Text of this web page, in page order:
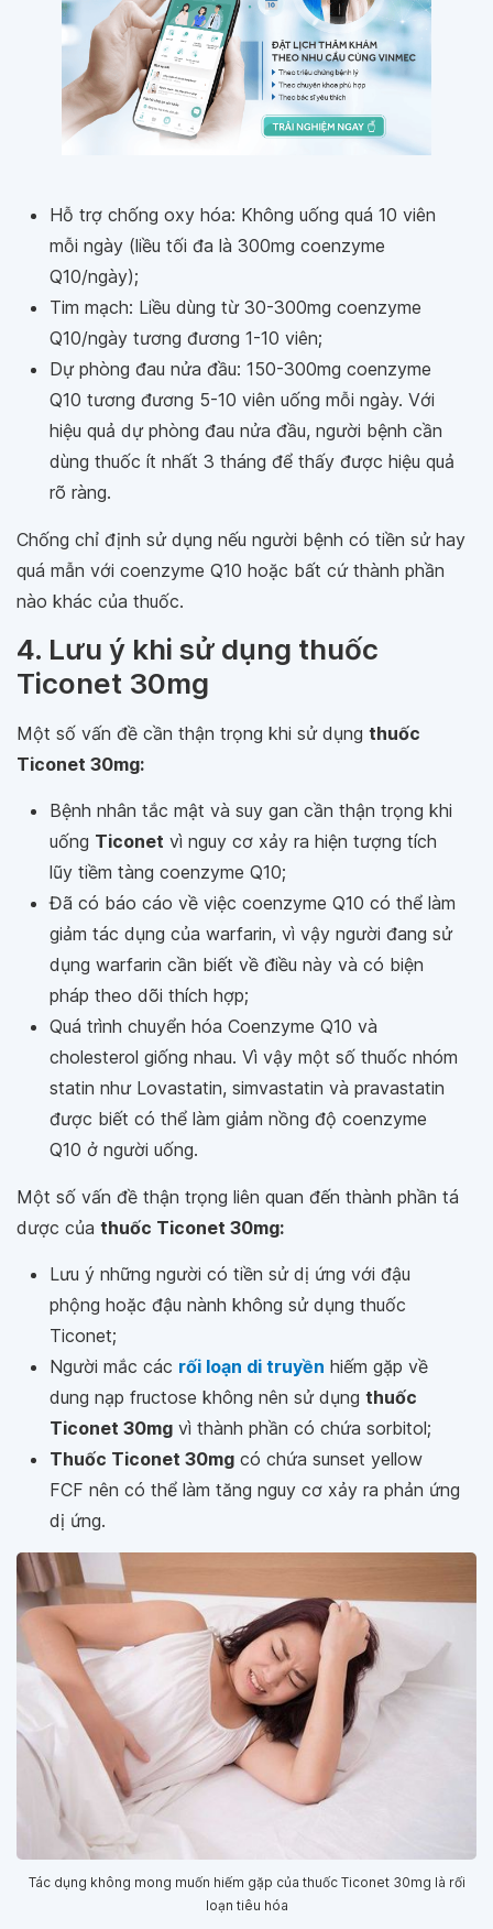
Hỗ trợ chống oxy hóa: Không uống quá 10 viên
mỗi ngày (liều tối đa là 300mg coenzyme
Q10/ngày);
Tim mạch: Liều dùng từ 30-300mg coenzyme
Q10/ngày tương đương 1-10 viên;
Dự phòng đau nửa đầu: 150-300mg coenzyme
Q10 tương đương 5-10 viên uống mỗi ngày. Với
hiệu quả dự phòng đau nửa đầu, người bệnh cần
dùng thuốc ít nhất 3 tháng để thấy được hiệu quả
rõ ràng.
Chống chỉ định sử dụng nếu người bệnh có tiền sử hay
quá mẫn với coenzyme Q10 hoặc bất cứ thành phần
nào khác của thuốc.
4. Lưu ý khi sử dụng thuốc
Ticonet 30mg
Một số vấn đề cần thận trọng khi sử dụng thuốc
Ticonet 30mg:
Bệnh nhân tắc mật và suy gan cần thận trọng khi
uống Ticonet vì nguy cơ xảy ra hiện tượng tích
lũy tiềm tàng coenzyme Q10;
Đã có báo cáo về việc coenzyme Q10 có thể làm
giảm tác dụng của warfarin, vì vậy người đang sử
dụng warfarin cần biết về điều này và có biện
pháp theo dõi thích hợp;
Quá trình chuyển hóa Coenzyme Q10 và
cholesterol giống nhau. Vì vậy một số thuốc nhóm
statin như Lovastatin, simvastatin và pravastatin
được biết có thể làm giảm nồng độ coenzyme
Q10 ở người uống.
Một số vấn đề thận trọng liên quan đến thành phần tá
dược của thuốc Ticonet 30mg:
Lưu ý những người có tiền sử dị ứng với đậu
phộng hoặc đậu nành không sử dụng thuốc
Ticonet;
Người mắc các rối loạn di truyền hiếm gặp về
dung nạp fructose không nên sử dụng thuốc
Ticonet 30mg vì thành phần có chứa sorbitol;
Thuốc Ticonet 30mg có chứa sunset yellow
FCF nên có thể làm tăng nguy cơ xảy ra phản ứng
dị ứng.
Tác dụng không mong muốn hiếm gặp của thuốc Ticonet 30mg là rối
loạn tiêu hóa